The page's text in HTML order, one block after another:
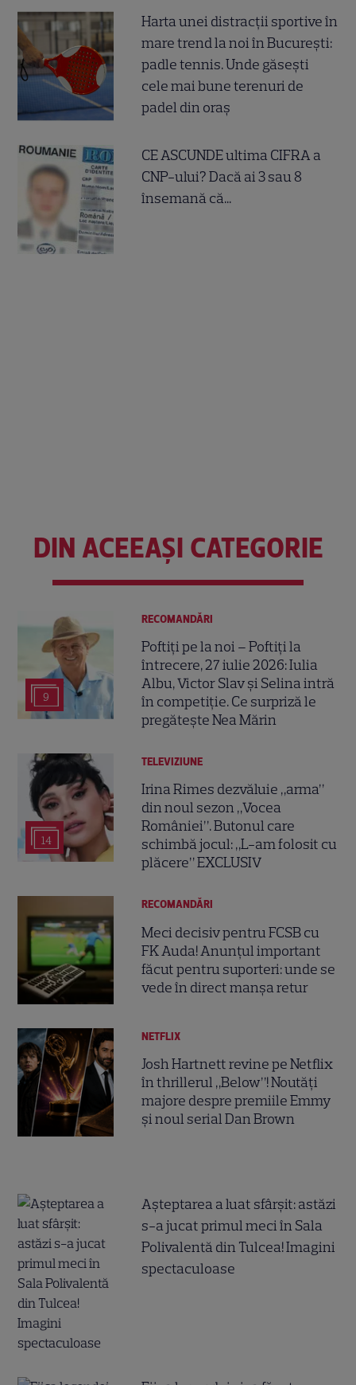
Harta unei distracții sportive în
mare trend la noi în București:
padle tennis. Unde găsești
cele mai bune terenuri de
padel din oraș
CE ASCUNDE ultima CIFRA a
CNP-ului? Dacă ai 3 sau 8
însemană că...
DIN ACEEAȘI CATEGORIE
9
RECOMANDĂRI
Poftiți pe la noi – Poftiți la
întrecere, 27 iulie 2026: Iulia
Albu, Victor Slav și Selina intră
în competiție. Ce surpriză le
pregătește Nea Mărin
14
TELEVIZIUNE
Irina Rimes dezvăluie „arma”
din noul sezon „Vocea
României”. Butonul care
schimbă jocul: „L-am folosit cu
plăcere” EXCLUSIV
RECOMANDĂRI
Meci decisiv pentru FCSB cu
FK Auda! Anunțul important
făcut pentru suporteri: unde se
vede în direct manșa retur
NETFLIX
Josh Hartnett revine pe Netflix
în thrillerul „Below”! Noutăți
majore despre premiile Emmy
și noul serial Dan Brown
Așteptarea a luat sfârșit: astăzi
s-a jucat primul meci în Sala
Polivalentă din Tulcea! Imagini
spectaculoase